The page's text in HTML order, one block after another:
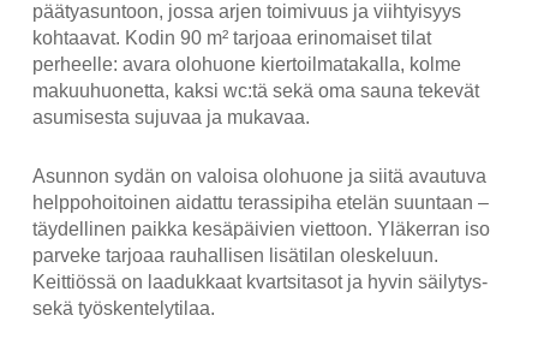
päätyasuntoon, jossa arjen toimivuus ja viihtyisyys
kohtaavat. Kodin 90 m² tarjoaa erinomaiset tilat
perheelle: avara olohuone kiertoilmatakalla, kolme
makuuhuonetta, kaksi wc:tä sekä oma sauna tekevät
asumisesta sujuvaa ja mukavaa.
Asunnon sydän on valoisa olohuone ja siitä avautuva
helppohoitoinen aidattu terassipiha etelän suuntaan –
täydellinen paikka kesäpäivien viettoon. Yläkerran iso
parveke tarjoaa rauhallisen lisätilan oleskeluun.
Keittiössä on laadukkaat kvartsitasot ja hyvin säilytys-
sekä työskentelytilaa.